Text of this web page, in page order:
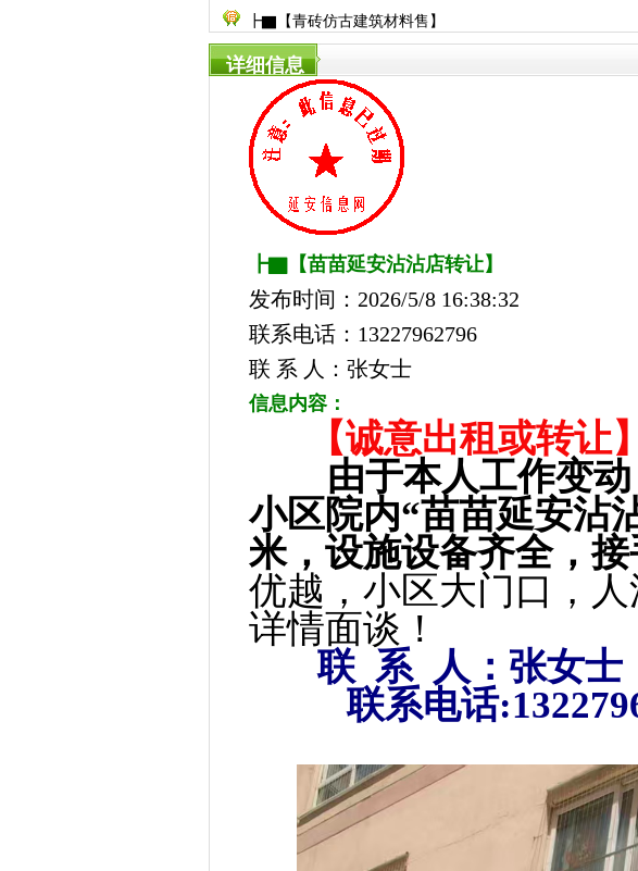
┣▇【青砖仿古建筑材料售】
详细信息
┣▇【苗苗延安沾沾店转让】
发布时间：2026/5/8 16:38:32
联系电话：13227962796
联 系 人：张女士
信息内容：
【诚意出租或转让
由于本人工作变
小区院内“苗苗延安沾
米，设施设备齐全，接
优越，小区大门口，
详情面谈！
联 系 人：张女士
联系电话